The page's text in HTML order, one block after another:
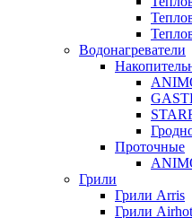
Водонагреватели
Проточные
Грили
Грили Arris
Грили Airhot